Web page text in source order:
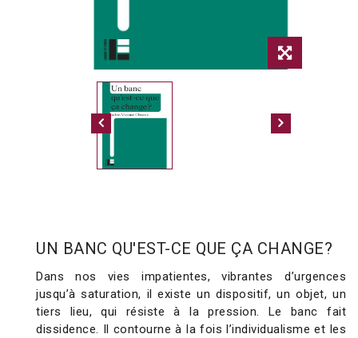
UN BANC QU'EST-CE QUE ÇA CHANGE?
Dans nos vies impatientes, vibrantes d’urgences
jusqu’à saturation, il existe un dispositif, un objet, un
tiers lieu, qui résiste à la pression. Le banc fait
dissidence. Il contourne à la fois l’individualisme et les